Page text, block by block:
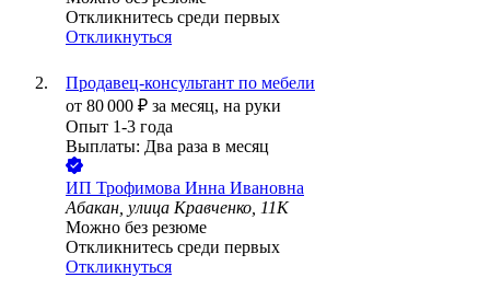
Откликнитесь среди первых
Откликнуться
Продавец-консультант по мебели
от 80 000 ₽ за месяц, на руки
Опыт 1-3 года
Выплаты: Два раза в месяц
ИП Трофимова Инна Ивановна
Абакан, улица Кравченко, 11К
Можно без резюме
Откликнитесь среди первых
Откликнуться